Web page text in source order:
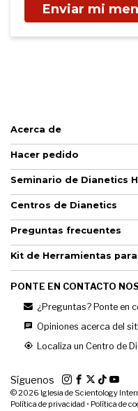
Enviar mi
Acerca de
Hacer pedido
Seminario de Dianetics
Centros de Dianetics
Preguntas frecuentes
Kit de Herramientas
PONTE EN CONTACTO
¿Preguntas? Ponte en
Opiniones acerca del
Localiza un Centro de
Síguenos
© 2026 Iglesia de Scientology
Política de privacidad • Política de